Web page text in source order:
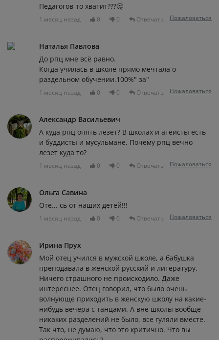
Педагогов-то хватит???🤔
1 месяц назад 0 0 Отвечать Пожаловаться
Наталья Павлова
До рпц мне всё равно.
Когда училась в школе прямо мечтала о
раздельном обучении.100%" за"
1 месяц назад 0 0 Отвечать Пожаловаться
Александр Васильевич
А куда рпц опять лезет? В школах и атеисты есть
и буддисты и мусульмане. Почему рпц вечно
лезет куда то?
1 месяц назад 0 0 Отвечать Пожаловаться
Ольга Савина
Оте... сь от наших детей!!!
1 месяц назад 0 0 Отвечать Пожаловаться
Ирина Прух
Мой отец учился в мужской школе, а бабушка
преподавала в женской русский и литературу.
Ничего страшного не происходило. Даже
интереснее. Отец говорил, что было очень
волнующе приходить в женскую школу на какие-
нибудь вечера с танцами. А вне школы вообще
никаких разделений не было, все гуляли вместе.
Так что, не думаю, что это критично. Что вы